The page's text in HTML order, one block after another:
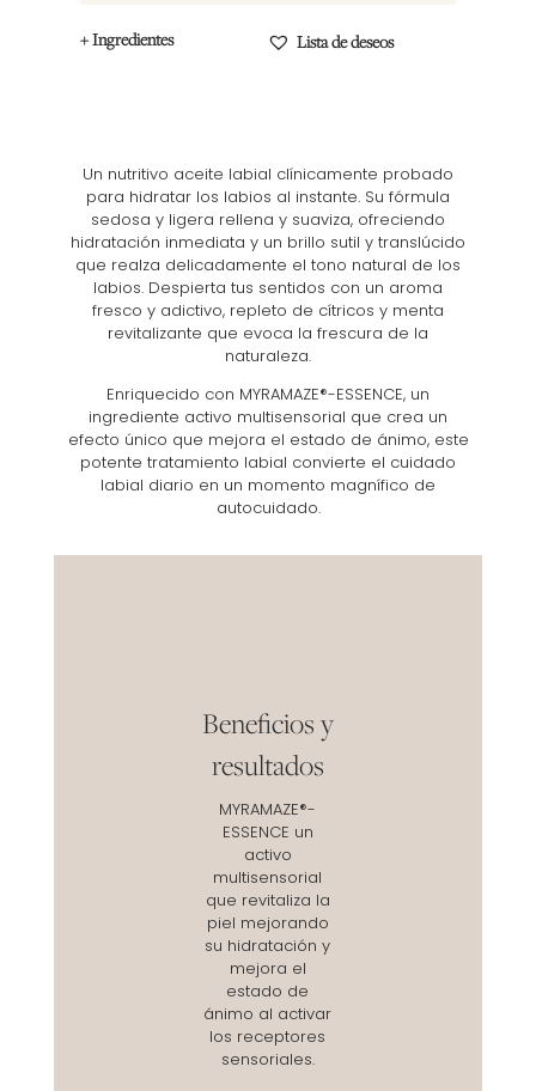
+ Ingredientes Lista de deseos
Un nutritivo aceite labial clínicamente probado
para hidratar los labios al instante. Su fórmula
sedosa y ligera rellena y suaviza, ofreciendo
hidratación inmediata y un brillo sutil y translúcido
que realza delicadamente el tono natural de los
labios. Despierta tus sentidos con un aroma
fresco y adictivo, repleto de cítricos y menta
revitalizante que evoca la frescura de la
naturaleza.
Enriquecido con MYRAMAZE®-ESSENCE, un
ingrediente activo multisensorial que crea un
efecto único que mejora el estado de ánimo, este
potente tratamiento labial convierte el cuidado
labial diario en un momento magnífico de
autocuidado.
Beneficios y
resultados
MYRAMAZE®-
ESSENCE un
activo
multisensorial
que revitaliza la
piel mejorando
su hidratación y
mejora el
estado de
ánimo al activar
los receptores
sensoriales.